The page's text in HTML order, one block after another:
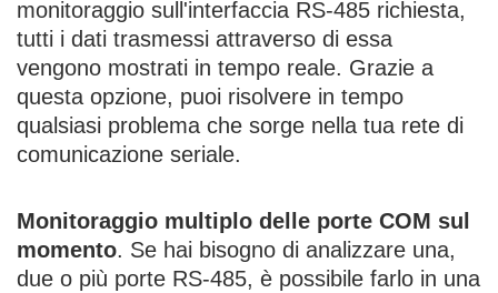
monitoraggio sull'interfaccia RS-485 richiesta,
tutti i dati trasmessi attraverso di essa
vengono mostrati in tempo reale. Grazie a
questa opzione, puoi risolvere in tempo
qualsiasi problema che sorge nella tua rete di
comunicazione seriale.
Monitoraggio multiplo delle porte COM sul
momento. Se hai bisogno di analizzare una,
due o più porte RS-485, è possibile farlo in una